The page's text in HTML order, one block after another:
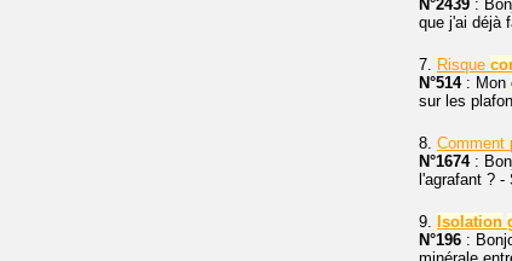
N°2439 :
que j'ai déjà
7. Risque
N°514: Mon
sur les
8. Comment
N°1674:
l'agrafant ?
9. Isolation
N°196 :